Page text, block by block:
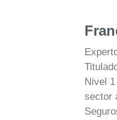
Nivel
sector